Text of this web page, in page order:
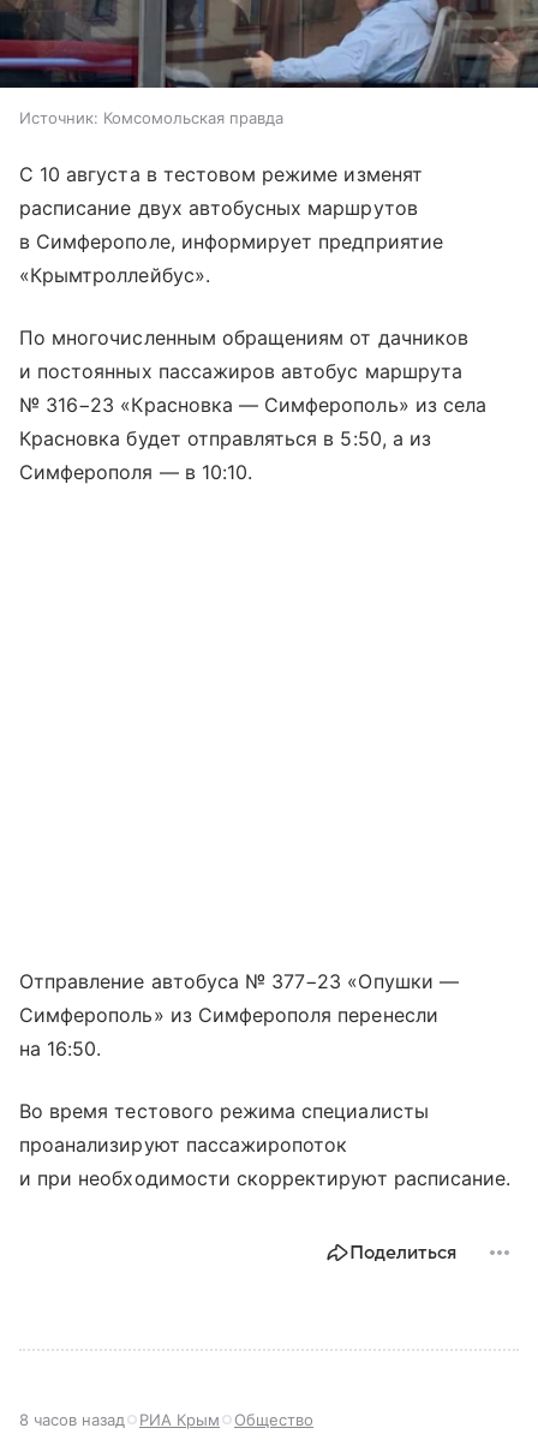
Источник: Комсомольская правда
С 10 августа в тестовом режиме изменят
расписание двух автобусных маршрутов
в Симферополе, информирует предприятие
«Крымтроллейбус».
По многочисленным обращениям от дачников
и постоянных пассажиров автобус маршрута
№ 316−23 «Красновка — Симферополь» из села
Красновка будет отправляться в 5:50, а из
Симферополя — в 10:10.
Отправление автобуса № 377−23 «Опушки —
Симферополь» из Симферополя перенесли
на 16:50.
Во время тестового режима специалисты
проанализируют пассажиропоток
и при необходимости скорректируют расписание.
Поделиться
8 часов назад РИА Крым Общество